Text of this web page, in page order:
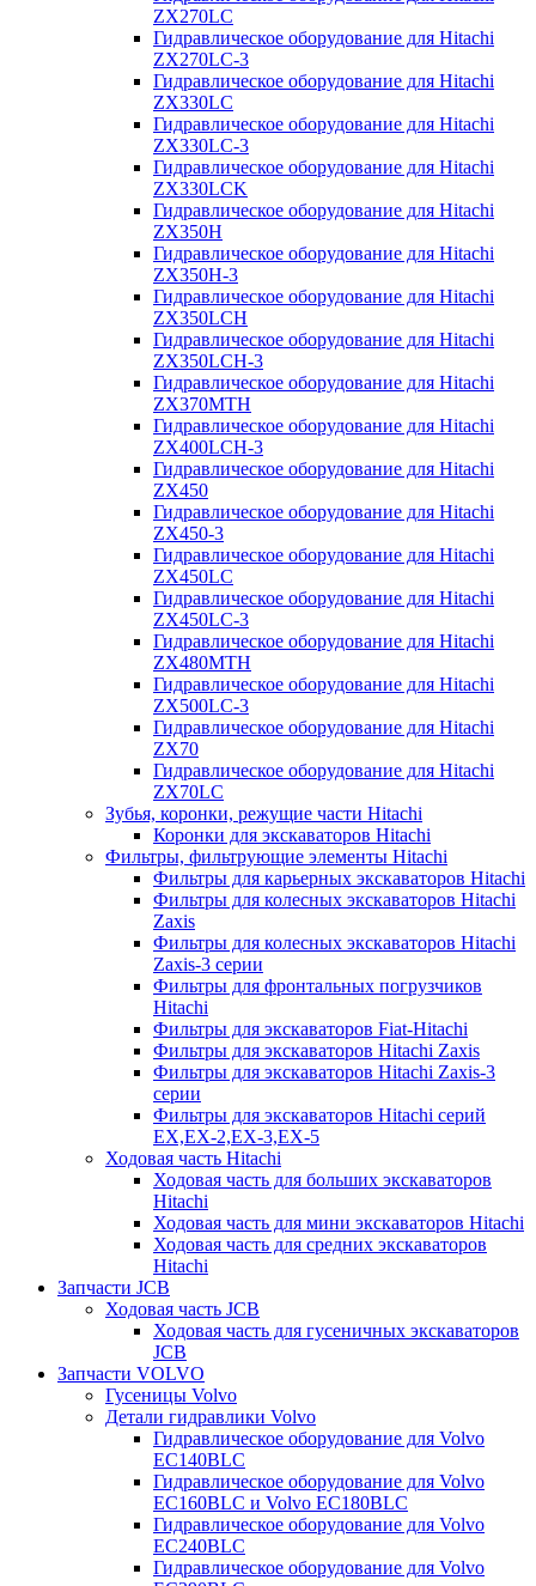
ZX270LC
Гидравлическое оборудование для Hitachi
ZX270LC-3
Гидравлическое оборудование для Hitachi
ZX330LC
Гидравлическое оборудование для Hitachi
ZX330LC-3
Гидравлическое оборудование для Hitachi
ZX330LCK
Гидравлическое оборудование для Hitachi
ZX350H
Гидравлическое оборудование для Hitachi
ZX350H-3
Гидравлическое оборудование для Hitachi
ZX350LCH
Гидравлическое оборудование для Hitachi
ZX350LCH-3
Гидравлическое оборудование для Hitachi
ZX370MTH
Гидравлическое оборудование для Hitachi
ZX400LCH-3
Гидравлическое оборудование для Hitachi
ZX450
Гидравлическое оборудование для Hitachi
ZX450-3
Гидравлическое оборудование для Hitachi
ZX450LC
Гидравлическое оборудование для Hitachi
ZX450LC-3
Гидравлическое оборудование для Hitachi
ZX480MTH
Гидравлическое оборудование для Hitachi
ZX500LC-3
Гидравлическое оборудование для Hitachi
ZX70
Гидравлическое оборудование для Hitachi
ZX70LC
Зубья, коронки, режущие части Hitachi
Коронки для экскаваторов Hitachi
Фильтры, фильтрующие элементы Hitachi
Фильтры для карьерных экскаваторов Hitachi
Фильтры для колесных экскаваторов Hitachi
Zaxis
Фильтры для колесных экскаваторов Hitachi
Zaxis-3 серии
Фильтры для фронтальных погрузчиков
Hitachi
Фильтры для экскаваторов Fiat-Hitachi
Фильтры для экскаваторов Hitachi Zaxis
Фильтры для экскаваторов Hitachi Zaxis-3
серии
Фильтры для экскаваторов Hitachi серий
EX,EX-2,EX-3,EX-5
Ходовая часть Hitachi
Ходовая часть для больших экскаваторов
Hitachi
Ходовая часть для мини экскаваторов Hitachi
Ходовая часть для средних экскаваторов
Hitachi
Запчасти JCB
Ходовая часть JCB
Ходовая часть для гусеничных экскаваторов
JCB
Запчасти VOLVO
Гусеницы Volvo
Детали гидравлики Volvo
Гидравлическое оборудование для Volvo
EC140BLC
Гидравлическое оборудование для Volvo
EC160BLC и Volvo EC180BLC
Гидравлическое оборудование для Volvo
EC240BLC
Гидравлическое оборудование для Volvo